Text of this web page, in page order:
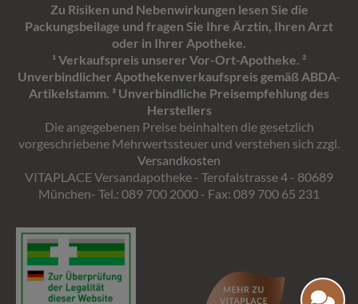
Zu Risiken und Nebenwirkungen lesen Sie die
Packungsbeilage und fragen Sie Ihre Ärztin, Ihren Arzt
oder in Ihrer Apotheke.
¹ Verkaufspreis unserer Vor-Ort-Apotheke. ²
Unverbindlicher Apothekenverkaufspreis gemäß ABDA-
Artikelstamm. ³ Unverbindliche Preisempfehlung des
Herstellers
Die angegebenen Preise beinhalten die gesetzlich
vorgeschriebene Mehrwertssteuer und verstehen sich zzgl.
Versandkosten
VITAPLACE Versandapotheke - Terofalstrasse 4 - 80689
München- Tel.: 089 700 2000 - Fax: 089 700 65 231